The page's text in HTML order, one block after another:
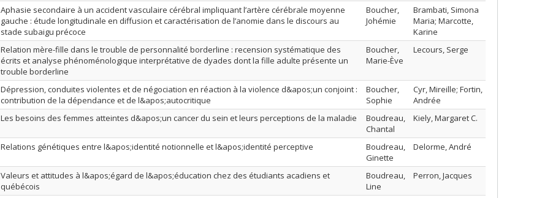
Aphasie secondaire à un accident vasculaire cérébral impliquant l’artère cérébrale moyenne
gauche : étude longitudinale en diffusion et caractérisation de l’anomie dans le discours au
stade subaigu précoce
Boucher,
Johémie
Brambati, Simona
Maria; Marcotte,
Karine
Relation mère-fille dans le trouble de personnalité borderline : recension systématique des
écrits et analyse phénoménologique interprétative de dyades dont la fille adulte présente un
trouble borderline
Boucher,
Marie-Ève
Lecours, Serge
Dépression, conduites violentes et de négociation en réaction à la violence d&apos;un conjoint :
contribution de la dépendance et de l&apos;autocritique
Boucher,
Sophie
Cyr, Mireille; Fortin,
Andrée
Les besoins des femmes atteintes d&apos;un cancer du sein et leurs perceptions de la maladie
Boudreau,
Chantal
Kiely, Margaret C.
Relations génétiques entre l&apos;identité notionnelle et l&apos;identité perceptive
Boudreau,
Ginette
Delorme, André
Valeurs et attitudes à l&apos;égard de l&apos;éducation chez des étudiants acadiens et
québécois
Boudreau,
Line
Perron, Jacques